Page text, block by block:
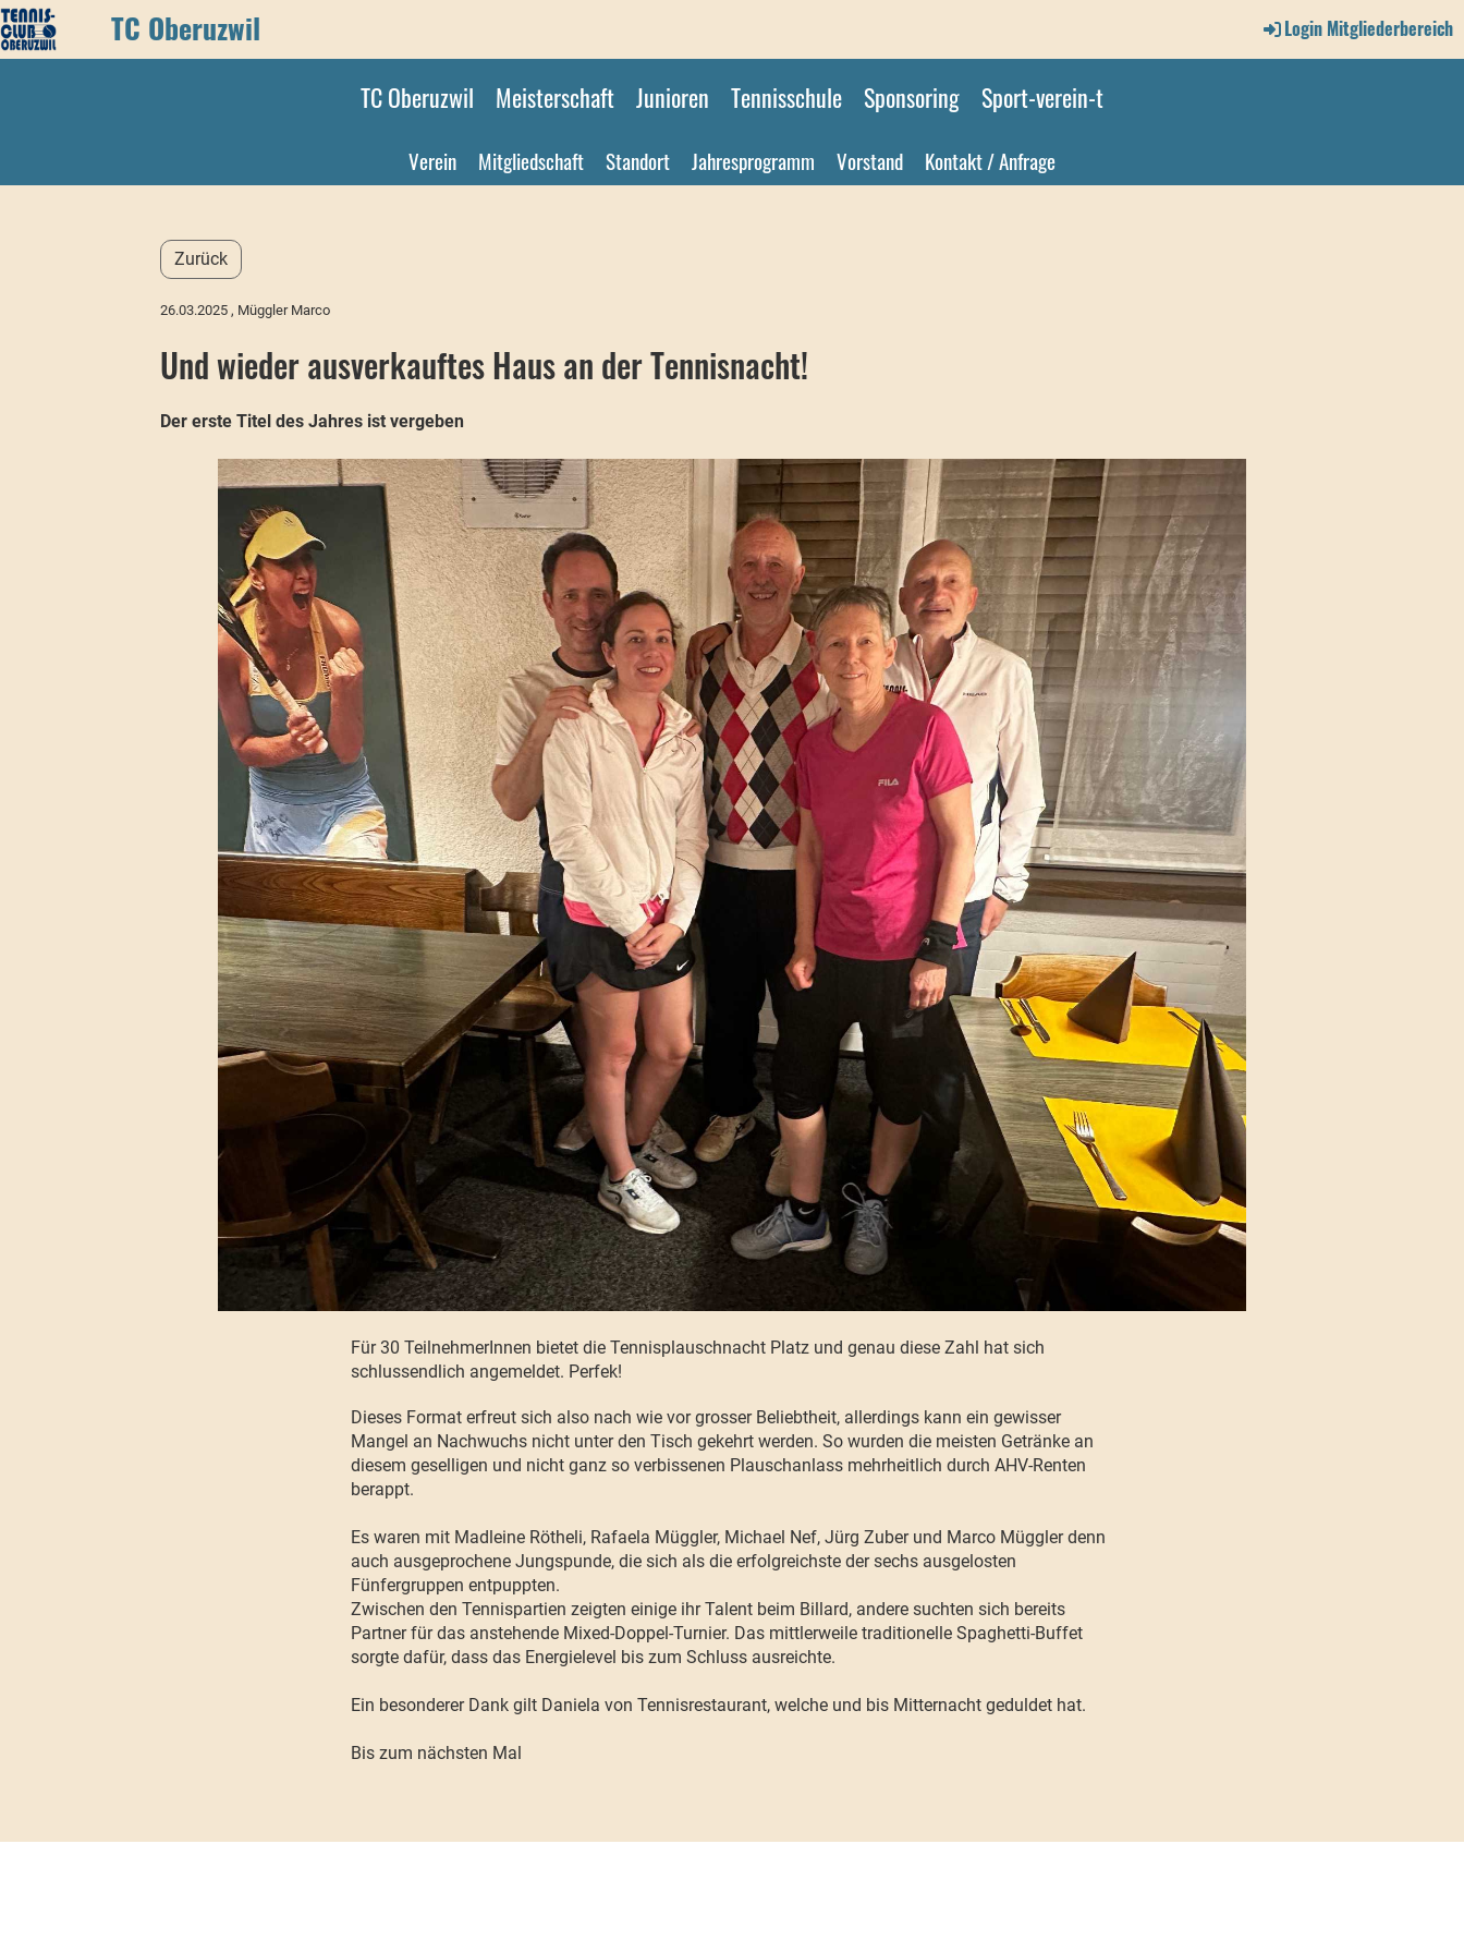
TC Oberuzwil Login Mitgliederbereich
TC Oberuzwil Meisterschaft Junioren Tennisschule Sponsoring Sport-verein-t
Verein Mitgliedschaft Standort Jahresprogramm Vorstand Kontakt / Anfrage
Zurück
26.03.2025 , Müggler Marco
Und wieder ausverkauftes Haus an der Tennisnacht!
Der erste Titel des Jahres ist vergeben
Für 30 TeilnehmerInnen bietet die Tennisplauschnacht Platz und genau diese Zahl hat sich
schlussendlich angemeldet. Perfek!
Dieses Format erfreut sich also nach wie vor grosser Beliebtheit, allerdings kann ein gewisser
Mangel an Nachwuchs nicht unter den Tisch gekehrt werden. So wurden die meisten Getränke an
diesem geselligen und nicht ganz so verbissenen Plauschanlass mehrheitlich durch AHV-Renten
berappt.
Es waren mit Madleine Rötheli, Rafaela Müggler, Michael Nef, Jürg Zuber und Marco Müggler denn
auch ausgeprochene Jungspunde, die sich als die erfolgreichste der sechs ausgelosten
Fünfergruppen entpuppten.
Zwischen den Tennispartien zeigten einige ihr Talent beim Billard, andere suchten sich bereits
Partner für das anstehende Mixed-Doppel-Turnier. Das mittlerweile traditionelle Spaghetti-Buffet
sorgte dafür, dass das Energielevel bis zum Schluss ausreichte.
Ein besonderer Dank gilt Daniela von Tennisrestaurant, welche und bis Mitternacht geduldet hat.
Bis zum nächsten Mal